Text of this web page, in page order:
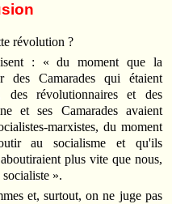
révolution ?
: « du moment que la
Camarades qui étaient
des révolutionnaires et des
et ses Camarades avaient
marxistes, du moment
au socialisme et qu'ils
plus vite que nous,
».
et, surtout, on ne juge pas